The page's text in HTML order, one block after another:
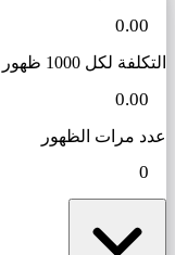
التكلفة لكل 1000 ظهور (CPM)
عدد مرات الظهور